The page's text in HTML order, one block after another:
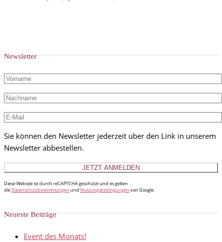
Newsletter
Sie können den Newsletter jederzeit über den Link in unserem
Newsletter abbestellen.
Diese Website ist durch reCAPTCHA geschützt und es gelten
die Datenschutzbestimmungen und Nutzungsbedingungen von Google.
Neueste Beiträge
Event des Monats!